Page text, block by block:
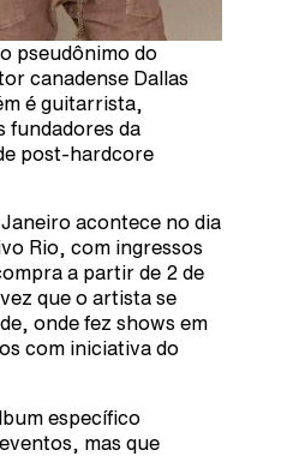
pseudônimo do
canadense Dallas
é guitarrista,
fundadores da
post-hardcore
acontece no dia
Rio, com ingressos
a partir de 2 de
que o artista se
onde fez shows em
com iniciativa do
específico
mas que